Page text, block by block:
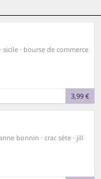
sicile · bourse de commerce
3,99 €
bonnin · crac sète · jill